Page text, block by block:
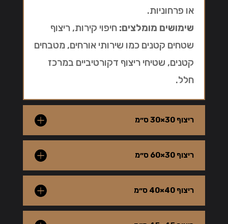
או פרחוניות.
שימושים מומלצים: חיפוי קירות, ריצוף
שטחים קטנים כמו שירותי אורחים, מטבחים
קטנים, שטיחי ריצוף דקורטיביים במרכז
חלל.
ריצוף 30×30 ס״מ
ריצוף 30×60 ס״מ
ריצוף 40×40 ס״מ